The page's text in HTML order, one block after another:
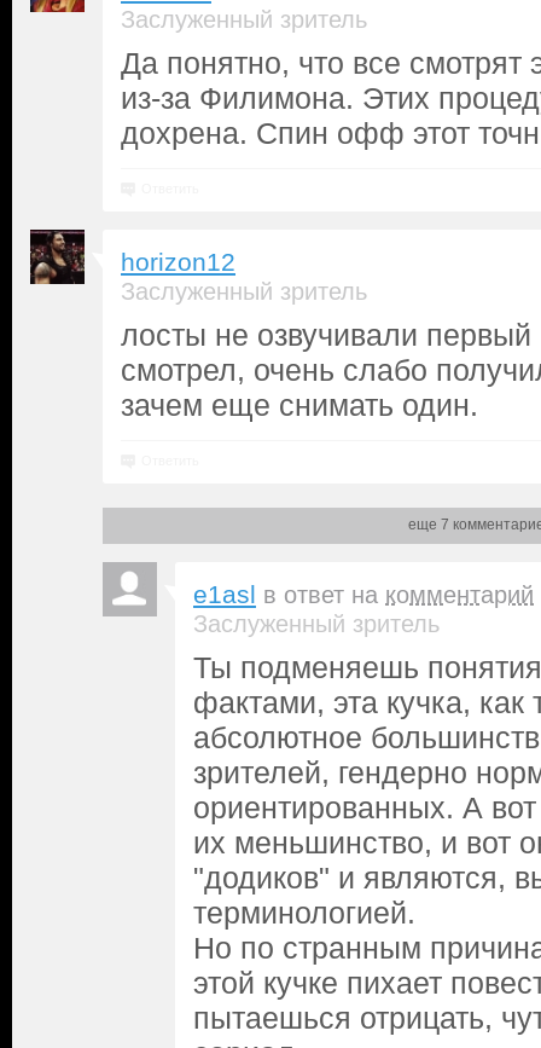
Заслуженный зритель
Да понятно, что все смотрят
из-за Филимона. Этих
дохрена. Спин офф этот
horizon12
Заслуженный зритель
лосты не озвучивали
смотрел, очень слабо
зачем еще снимать один.
еще 7
e1asl в ответ на комментарий
Заслуженный зритель
Ты подменяешь
фактами, эта кучка,
абсолютное
зрителей, гендерно
ориентированных. А
их меньшинство, и вот
"додиков" и являются,
терминологией.
Но по странным
этой кучке пихает
пытаешься отрицать,